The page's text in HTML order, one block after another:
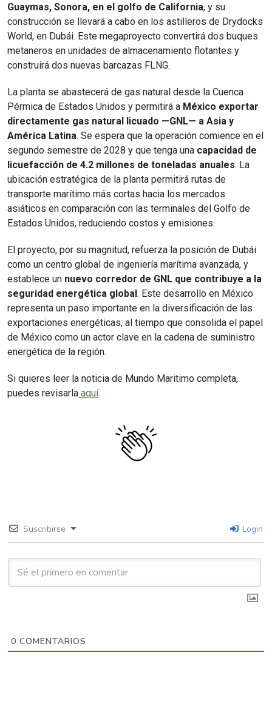
Guaymas, Sonora, en el golfo de California, y su
construcción se llevará a cabo en los astilleros de Drydocks
World, en Dubái. Este megaproyecto convertirá dos buques
metaneros en unidades de almacenamiento flotantes y
construirá dos nuevas barcazas FLNG.
La planta se abastecerá de gas natural desde la Cuenca
Pérmica de Estados Unidos y permitirá a México exportar
directamente gas natural licuado —GNL— a Asia y
América Latina. Se espera que la operación comience en el
segundo semestre de 2028 y que tenga una capacidad de
licuefacción de 4.2 millones de toneladas anuales. La
ubicación estratégica de la planta permitirá rutas de
transporte marítimo más cortas hacia los mercados
asiáticos en comparación con las terminales del Golfo de
Estados Unidos, reduciendo costos y emisiones.
El proyecto, por su magnitud, refuerza la posición de Dubái
como un centro global de ingeniería marítima avanzada, y
establece un nuevo corredor de GNL que contribuye a la
seguridad energética global. Este desarrollo en México
representa un paso importante en la diversificación de las
exportaciones energéticas, al tiempo que consolida el papel
de México como un actor clave en la cadena de suministro
energética de la región.
Si quieres leer la noticia de Mundo Maritimo completa,
puedes revisarla aquí.
Suscribirse Login
0 COMENTARIOS